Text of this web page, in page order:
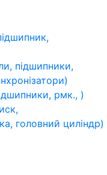
підшипники,
рмк., )
головний циліндр)